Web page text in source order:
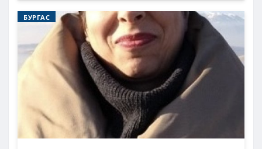
БУРГАС